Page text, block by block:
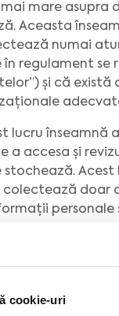
cookie-uri
mare asupra
Aceasta
numai
în regulament se
și că există
lucru înseamnă
a accesa și
stochează. Acest
colectează
personale
înregistrările
în cursul